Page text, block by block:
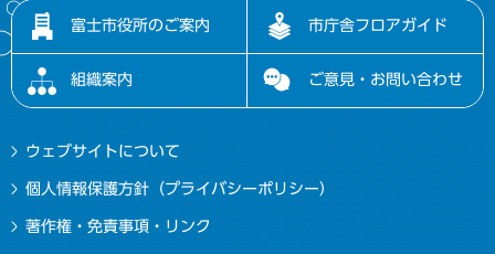
富士市役所のご案内 市庁舎フロアガイド
組織案内 ご意見・お問い合わせ
ウェブサイトについて
個人情報保護方針（プライバシーポリシー）
著作権・免責事項・リンク